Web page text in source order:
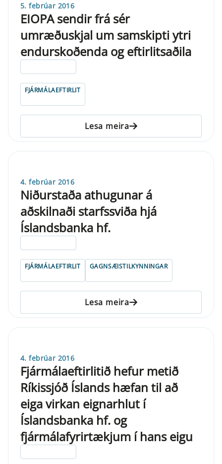
5. febrúar 2016
EIOPA sendir frá sér
umræðuskjal um samskipti ytri
endurskoðenda og eftirlitsaðila
FJÁRMÁLAEFTIRLIT
Lesa meira
4. febrúar 2016
Niðurstaða athugunar á
aðskilnaði starfssviða hjá
Íslandsbanka hf.
FJÁRMÁLAEFTIRLIT GAGNSÆISTILKYNNINGAR
Lesa meira
4. febrúar 2016
Fjármálaeftirlitið hefur metið
Ríkissjóð Íslands hæfan til að
eiga virkan eignarhlut í
Íslandsbanka hf. og
fjármálafyrirtækjum í hans eigu